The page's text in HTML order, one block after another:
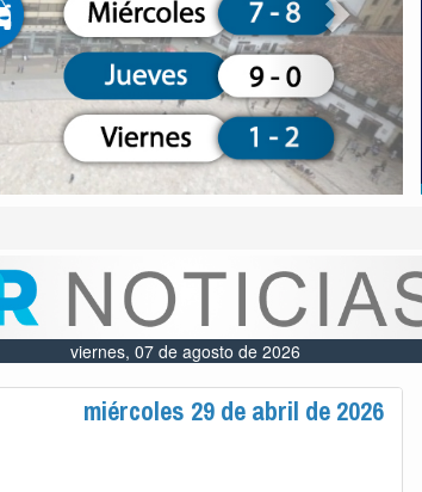
viernes, 07 de agosto de 2026
miércoles 29 de abril de 2026